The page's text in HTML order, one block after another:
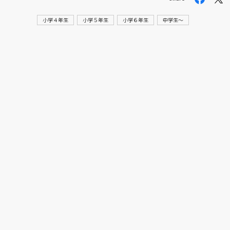
小学４年生 小学５年生 小学６年生 中学生〜
人賞オンラ
と担当編集
講座」